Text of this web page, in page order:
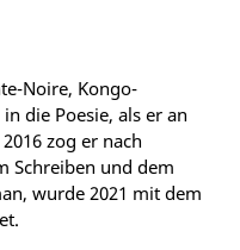
Noire, Kongo-
die Poesie, als er an
zog er nach
Schreiben und dem
wurde 2021 mit dem